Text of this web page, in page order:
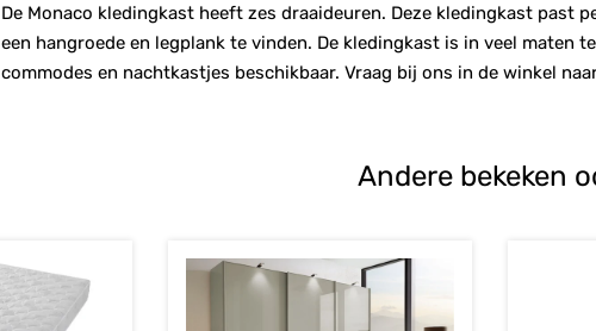
De Monaco kledingkast heeft zes draaideuren. Deze kledingkast past
een hangroede en legplank te vinden. De kledingkast is in veel maten
commodes en nachtkastjes beschikbaar. Vraag bij ons in de winkel
Andere bekeken